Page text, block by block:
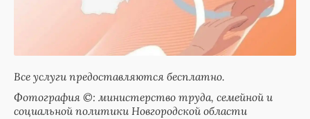
Все услуги предоставляются бесплатно.
Фотография ©: министерство труда, семейной и
социальной политики Новгородской области